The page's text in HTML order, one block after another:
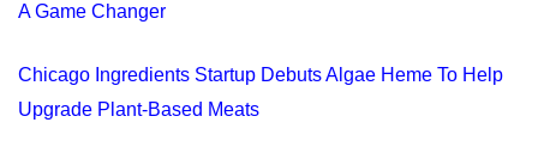
A Game Changer
Chicago Ingredients Startup Debuts Algae Heme To Help
Upgrade Plant-Based Meats